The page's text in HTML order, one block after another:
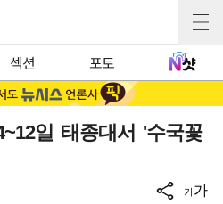
섹션 포토
일 태종대서 '수국꽃
가가